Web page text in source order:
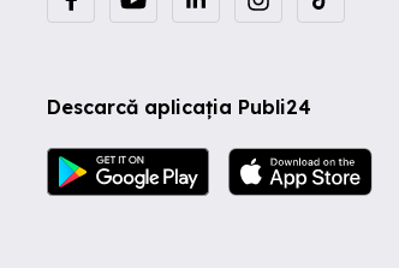
Descarcă aplicația Publi24